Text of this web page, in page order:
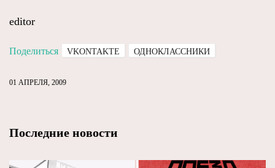
editor
Поделиться VKONTAKTE ОДНОКЛАССНИКИ
01 АПРЕЛЯ, 2009
Последние новости